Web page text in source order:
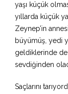
yaşı küçük
yıllarda küçük
Zeynep’in
büyümüş, yedi
geldiklerinde de
sevdiğinden
Saçlarını